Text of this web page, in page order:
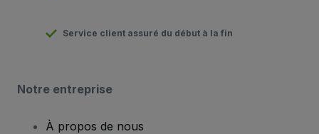
Service client assuré du début à la fin
Notre entreprise
À propos de nous